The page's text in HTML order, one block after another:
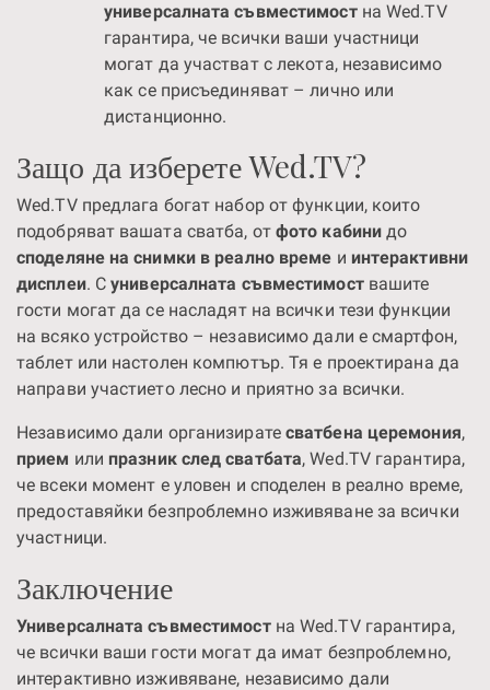
универсалната съвместимостна Wed.TV
гарантира, че всички ваши участници
могат да участват с лекота, независимо
как се присъединяват – лично или
дистанционно.
Защо да изберете Wed.TV?
Wed.TV предлага богат набор от функции, които
подобряват вашата сватба, от фото кабини до
споделяне на снимки в реално време и интерактивни
дисплеи. Суниверсалната съвместимоствашите
гости могат да се насладят на всички тези функции
на всяко устройство – независимо дали е смартфон,
таблет или настолен компютър. Тя е проектирана да
направи участието лесно и приятно за всички.
Независимо дали организирате сватбена церемония,
прием или празник след сватбата, Wed.TV гарантира,
че всеки момент е уловен и споделен в реално време,
предоставяйки безпроблемно изживяване за всички
участници.
Заключение
Универсалната съвместимостна Wed.TV гарантира,
че всички ваши гости могат да имат безпроблемно,
интерактивно изживяване, независимо дали